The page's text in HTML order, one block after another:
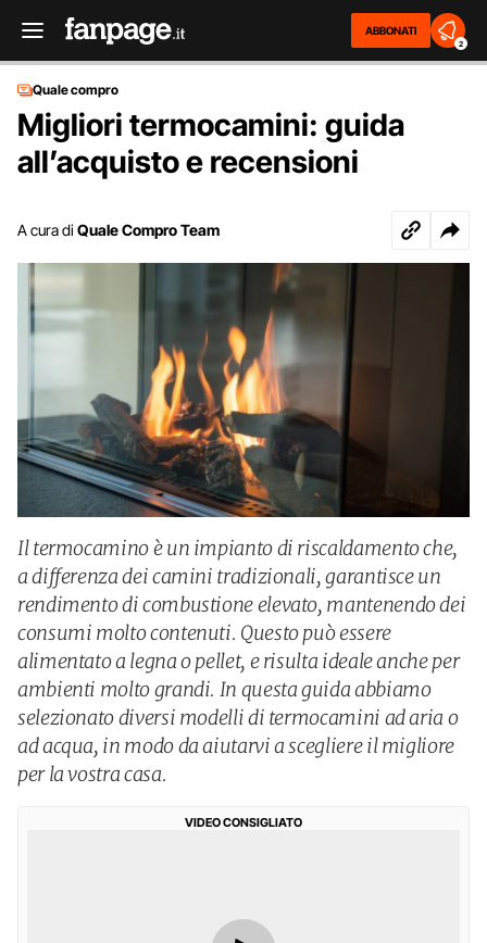
ABBONATI
2
Quale compro
Migliori termocamini: guida
all’acquisto e recensioni
A cura di Quale Compro Team
Il termocamino è un impianto di riscaldamento che,
a differenza dei camini tradizionali, garantisce un
rendimento di combustione elevato, mantenendo dei
consumi molto contenuti. Questo può essere
alimentato a legna o pellet, e risulta ideale anche per
ambienti molto grandi. In questa guida abbiamo
selezionato diversi modelli di termocamini ad aria o
ad acqua, in modo da aiutarvi a scegliere il migliore
per la vostra casa.
VIDEO CONSIGLIATO